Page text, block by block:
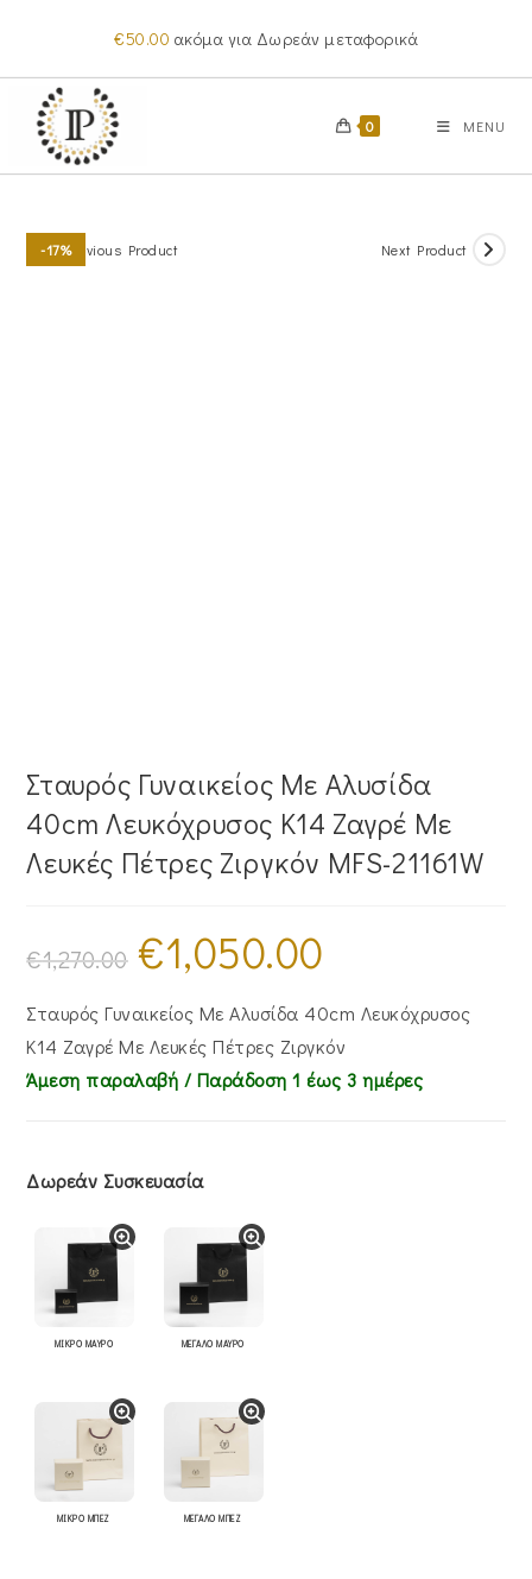
content
€50.00 ακόμα για Δωρεάν μεταφορικά
0 MENU
-17%Previous Product Next Product
Σταυρός Γυναικείος Με Αλυσίδα
40cm Λευκόχρυσος Κ14 Ζαγρέ Με
Λευκές Πέτρες Ζιργκόν MFS-21161W
€1,270.00
Original
price
was:
€1,050.00
€1,050.00.
Σταυρός Γυναικείος Με Αλυσίδα 40cm Λευκόχρυσος
Κ14 Ζαγρέ Με Λευκές Πέτρες Ζιργκόν
Άμεση παραλαβή / Παράδoση 1 έως 3 ημέρες
Δωρεάν Συσκευασία
ΜΙΚΡΟ ΜΑΥΡΟ ΜΕΓΑΛΟ ΜΑΥΡΟ
ΜΙΚΡΟ ΜΠΕΖ ΜΕΓΑΛΟ ΜΠΕΖ